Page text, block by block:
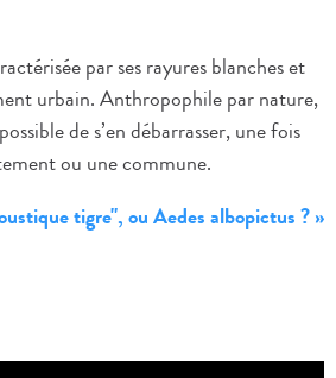
par ses rayures blanches et
urbain. Anthropophile par nature,
de s’en débarrasser, une fois
ou une commune.
tigre", ou Aedes albopictus ? »